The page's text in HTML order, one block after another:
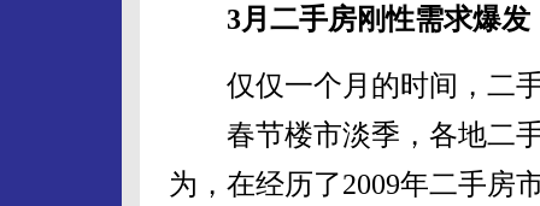
3月二手房刚性需求爆发
仅仅一个月的时间，二手
春节楼市淡季，各地二手
为，在经历了2009年二手房